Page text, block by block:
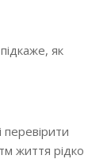
як
життя рідко